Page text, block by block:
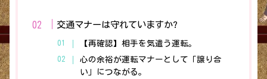
交通マナーは守れていますか?
【再確認】相手を気遣う運転。
心の余裕が運転マナーとして「譲り合
い」につながる。